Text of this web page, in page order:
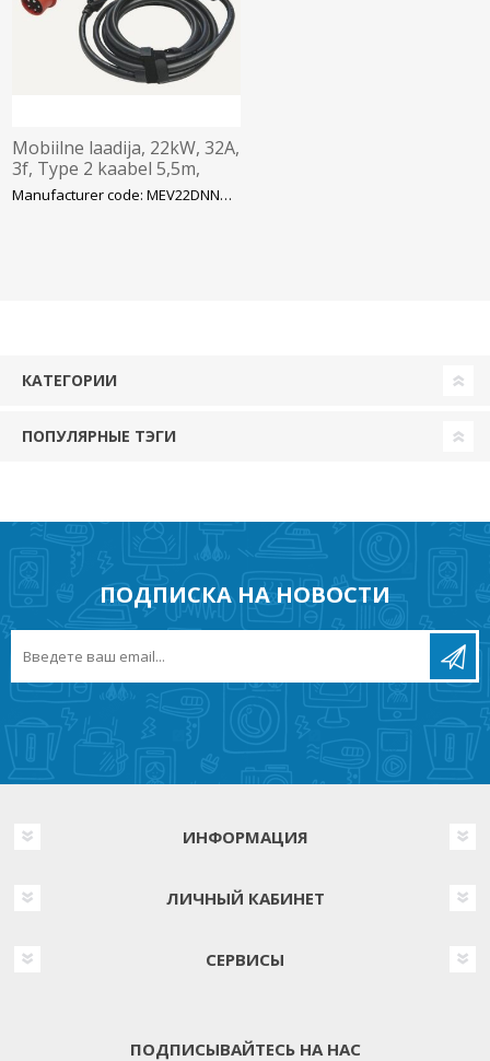
Mobiilne laadija, 22kW, 32A,
3f, Type 2 kaabel 5,5m,
LCD,kandekotis, Morek
Manufacturer code: MEV22DNNNN5T2
КАТЕГОРИИ
ПОПУЛЯРНЫЕ ТЭГИ
ПОДПИСКА НА НОВОСТИ
ИНФОРМАЦИЯ
ЛИЧНЫЙ КАБИНЕТ
СЕРВИСЫ
ПОДПИСЫВАЙТЕСЬ НА НАС